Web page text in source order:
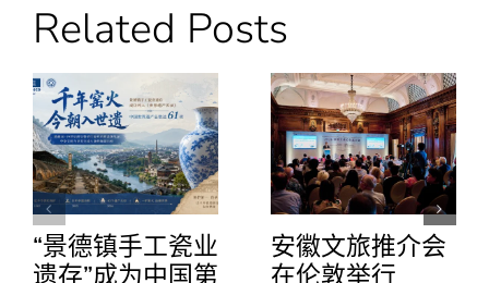
曼
彻
斯
特
机
场
集
团
航
空
主
管
Related Posts
“景德镇手工瓷业
遗存”成为中国第
安徽文旅推介会
在伦敦举行